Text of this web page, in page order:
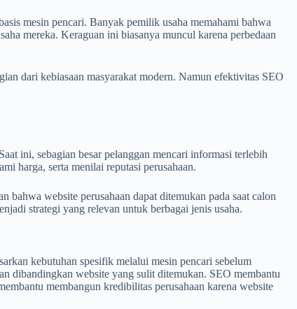
mesin pencari. Banyak pemilik usaha memahami bahwa
mereka. Keraguan ini biasanya muncul karena perbedaan
dari kebiasaan masyarakat modern. Namun efektivitas SEO
ini, sebagian besar pelanggan mencari informasi terlebih
harga, serta menilai reputasi perusahaan.
bahwa website perusahaan dapat ditemukan pada saat calon
strategi yang relevan untuk berbagai jenis usaha.
kebutuhan spesifik melalui mesin pencari sebelum
dibandingkan website yang sulit ditemukan. SEO membantu
membangun kredibilitas perusahaan karena website